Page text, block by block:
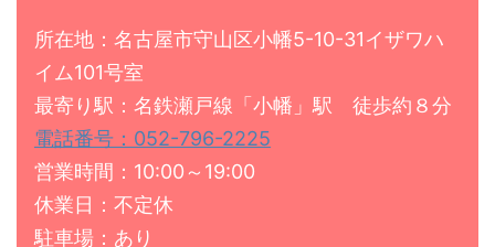
所在地：名古屋市守山区小幡5-10-31イザワハ
イム101号室
最寄り駅：名鉄瀬戸線「小幡」駅 徒歩約８分
電話番号：052-796-2225
営業時間：10:00～19:00
休業日：不定休
駐車場：あり